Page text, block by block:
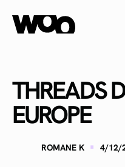
THREADS
EUROPE
ROMANE K · 4/12/